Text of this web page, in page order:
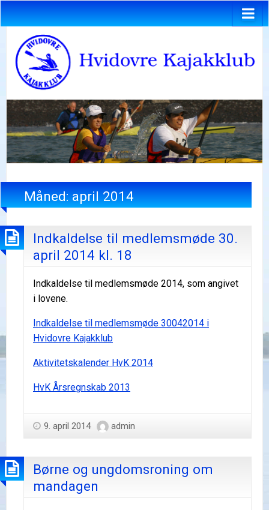
Måned:april 2014
Indkaldelse til medlemsmøde 30.
april 2014 kl. 18
Indkaldelse til medlemsmøde 2014, som angivet
i lovene.
Indkaldelse til medlemsmøde 30042014 i
Hvidovre Kajakklub
Aktivitetskalender HvK 2014
HvK Årsregnskab 2013
9. april 2014 admin
Børne og ungdomsroning om
mandagen